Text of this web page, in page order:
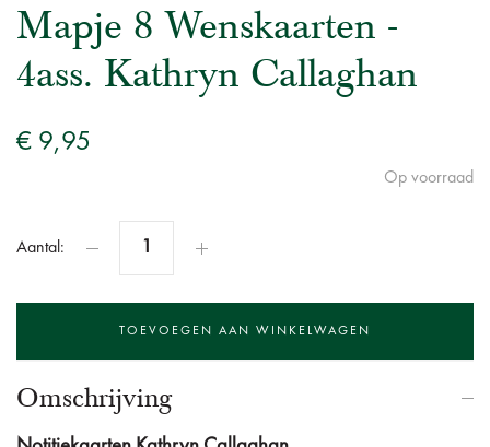
Mapje 8 Wenskaarten -
4ass. Kathryn Callaghan
€ 9,95
Op voorraad
Aantal:
Omschrijving